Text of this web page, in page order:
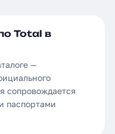
Total в
—
сопровождается
паспортами